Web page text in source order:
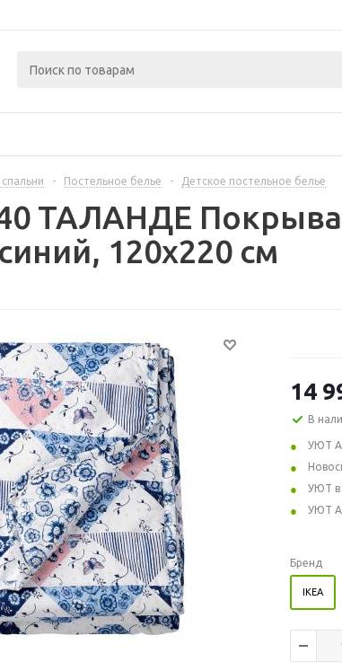
- Постельное белье - Детское постельное белье
ТАЛАНДЕ
120x220 см
14
В
УЮТ
УЮТ в
УЮТ
Бренд
IKEA